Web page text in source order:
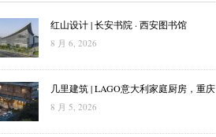
红山设计 | 长安书院 · 西安图书馆
8 月 6, 2026
几里建筑 | LAGO意大利家庭厨房，重庆
8 月 5, 2026